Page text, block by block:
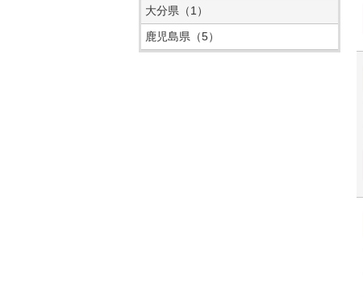
大分県 （1）
鹿児島県 （5）